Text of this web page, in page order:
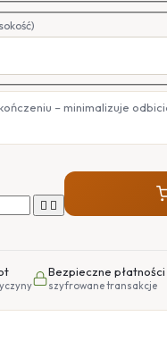
– minimalizuje
 
Bezpieczne płatności
szyfrowane transakcje